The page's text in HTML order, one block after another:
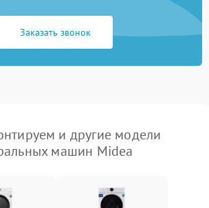
Заказать звонок
и другие модели
машин Midea